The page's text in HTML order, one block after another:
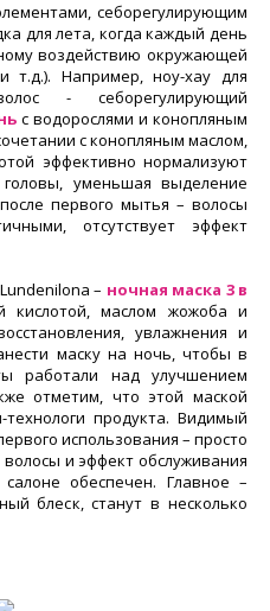
себорегулирующим
для лета, когда каждый день
воздействию окружающей
т.д.). Например, ноу-хау для
- себорегулирующий
с водорослями и конопляным
с конопляным маслом,
эффективно нормализуют
уменьшая выделение
первого мытья – волосы
отсутствует эффект
– ночная маска 3 в
кислотой, маслом жожоба и
увлажнения и
маску на ночь, чтобы в
работали над улучшением
отметим, что этой маской
продукта. Видимый
использования – просто
и эффект обслуживания
обеспечен. Главное –
блеск, станут в несколько